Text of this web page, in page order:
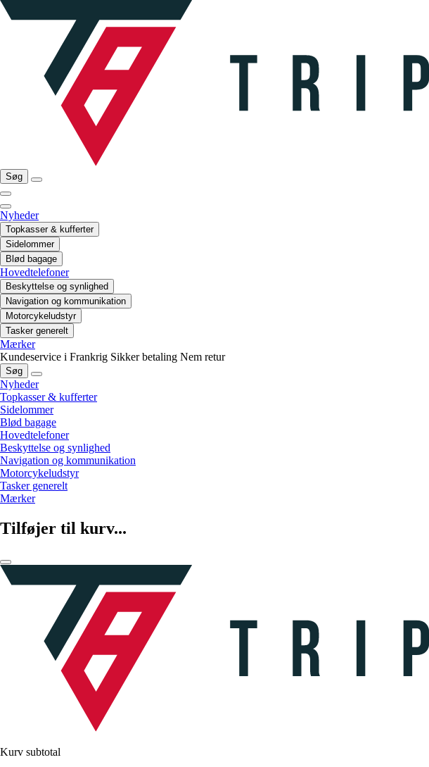
Søg
Nyheder
Topkasser & kufferter
Sidelommer
Blød bagage
Hovedtelefoner
Beskyttelse og synlighed
Navigation og kommunikation
Motorcykeludstyr
Tasker generelt
Mærker
Kundeservice i Frankrig Sikker betaling Nem retur
Søg
Nyheder
Topkasser & kufferter
Sidelommer
Blød bagage
Hovedtelefoner
Beskyttelse og synlighed
Navigation og kommunikation
Motorcykeludstyr
Tasker generelt
Mærker
Tilføjer til kurv...
Kurv subtotal